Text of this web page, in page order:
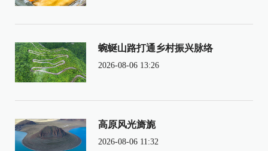
蜿蜒山路打通乡村振兴脉络
2026-08-06 13:26
高原风光旖旎
2026-08-06 11:32